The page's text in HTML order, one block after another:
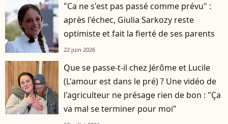
"Ca ne s'est pas passé comme prévu" :
après l'échec, Giulia Sarkozy reste
optimiste et fait la fierté de ses parents
22 juin 2026
Que se passe-t-il chez Jérôme et Lucile
(L'amour est dans le pré) ? Une vidéo de
l'agriculteur ne présage rien de bon : "Ça
va mal se terminer pour moi"